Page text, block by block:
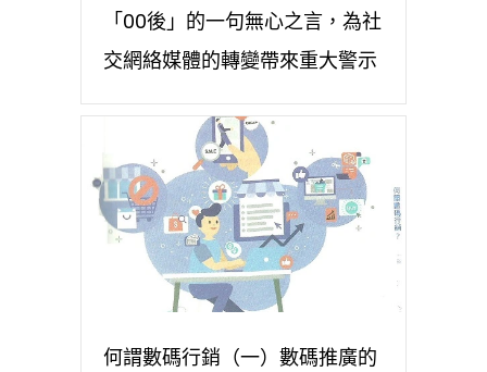
「00後」的一句無心之言，為社
交網絡媒體的轉變帶來重大警示
何謂數碼行銷（一）數碼推廣的